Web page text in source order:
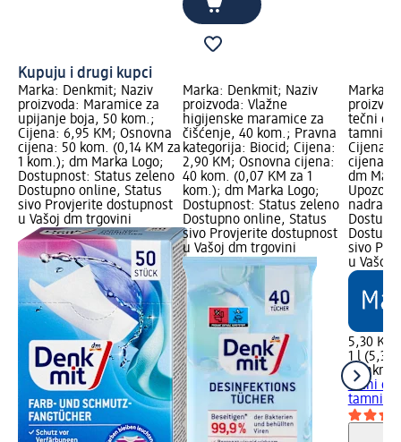
Kupuju i drugi kupci
Marka: Denkmit; Naziv
proizvoda: Maramice za
upijanje boja, 50 kom.;
Cijena: 6,95 KM; Osnovna
cijena: 50 kom. (0,14 KM za
1 kom.); dm Marka Logo;
Dostupnost: Status zeleno
Dostupno online, Status
sivo Provjerite dostupnost
u Vašoj dm trgovini
Marka: Denkmit; Naziv
proizvoda: Vlažne
higijenske maramice za
čišćenje, 40 kom.; Pravna
kategorija: Biocid; Cijena:
2,90 KM; Osnovna cijena:
40 kom. (0,07 KM za 1
kom.); dm Marka Logo;
Dostupnost: Status zeleno
Dostupno online, Status
sivo Provjerite dostupnost
u Vašoj dm trgovini
Marka:
tečni
tamni
Cijena:
cijena: 1
dm
sivo
u Vašoj
5,30 KM
1 l (5,30
Denkmit
tečni
tamni...,